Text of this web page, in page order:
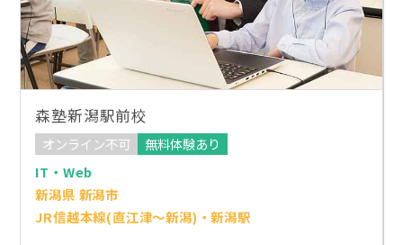
森塾新潟駅前校
オンライン不可
無料体験あり
IT・Web
新潟県 新潟市
JR信越本線(直江津～新潟)・新潟駅